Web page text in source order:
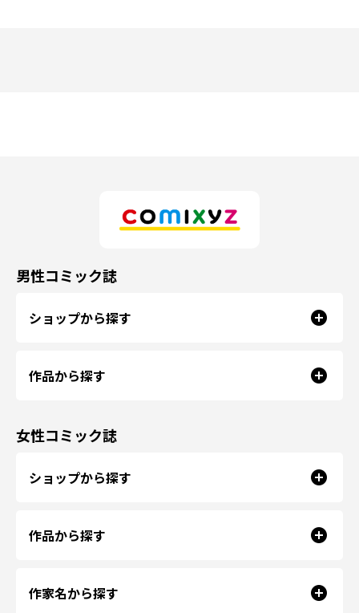
男性コミック誌
ショップから探す
作品から探す
女性コミック誌
ショップから探す
作品から探す
作家名から探す